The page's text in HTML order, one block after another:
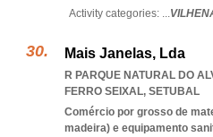
Activity categories: ...
Mais Janelas, Lda
R PARQUE NATURAL DO
FERRO SEIXAL, SETUBAL
Comércio por grosso de
madeira) e equipamento